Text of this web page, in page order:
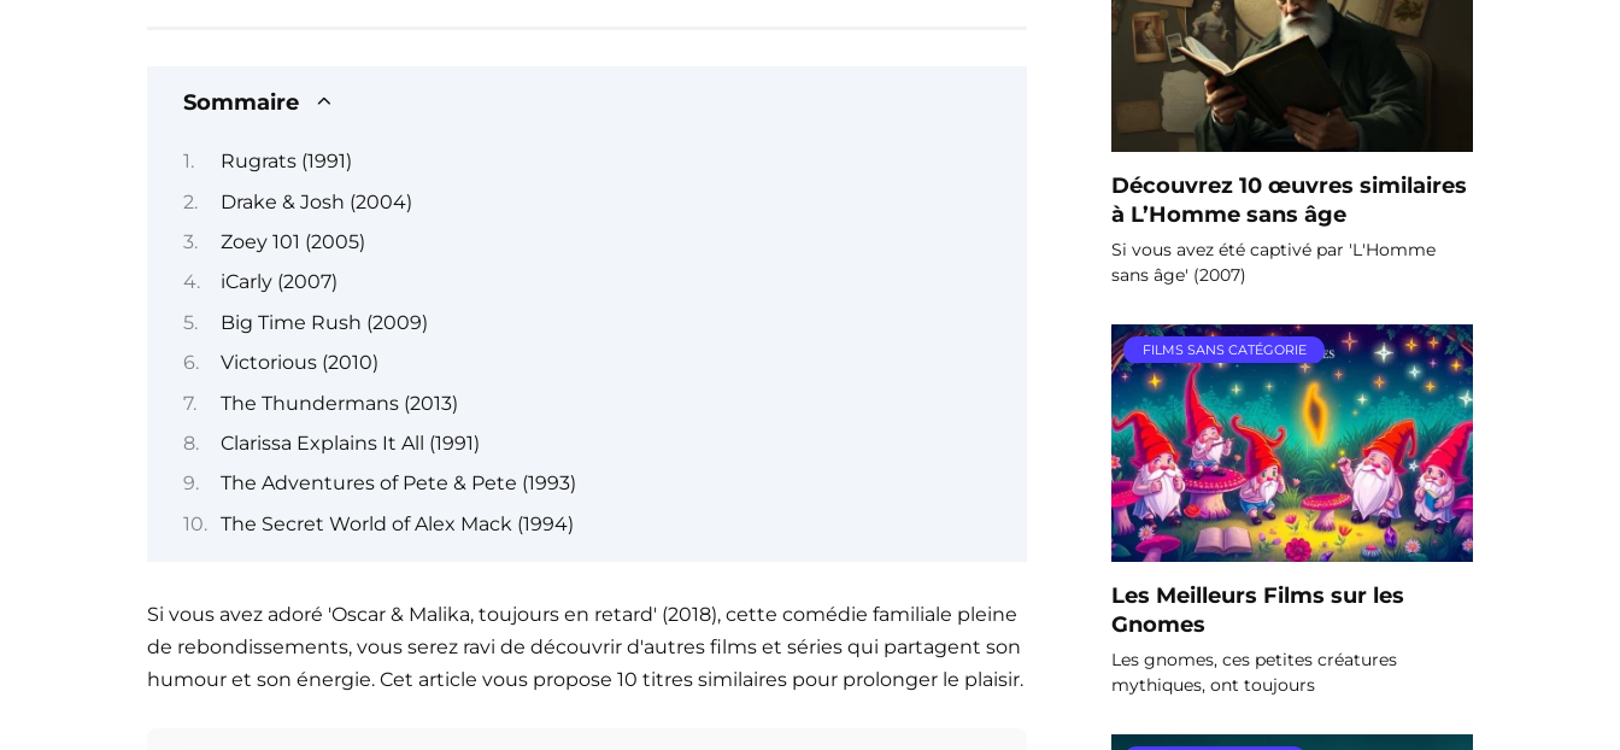
Sommaire
Rugrats (1991)
Drake & Josh (2004)
Zoey 101 (2005)
iCarly (2007)
Big Time Rush (2009)
Victorious (2010)
The Thundermans (2013)
Clarissa Explains It All (1991)
The Adventures of Pete & Pete (1993)
The Secret World of Alex Mack (1994)
Si vous avez adoré 'Oscar & Malika, toujours en retard' (2018), cette comédie familiale pleine
de rebondissements, vous serez ravi de découvrir d'autres films et séries qui partagent son
humour et son énergie. Cet article vous propose 10 titres similaires pour prolonger le plaisir.
Découvrez 10 œuvres similaires
à L’Homme sans âge
Si vous avez été captivé par 'L'Homme
sans âge' (2007)
FILMS SANS CATÉGORIE
Les Meilleurs Films sur les
Gnomes
Les gnomes, ces petites créatures
mythiques, ont toujours